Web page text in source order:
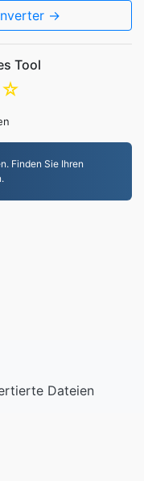
→
Tool
☆
Finden Sie Ihren
Dateien